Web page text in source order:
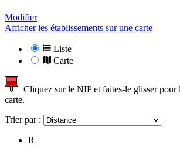
Modifier
Afficher les établissements sur une carte
Liste
Carte
Cliquez sur le NIP et faites-le glisser pour
carte.
Trier par :
R